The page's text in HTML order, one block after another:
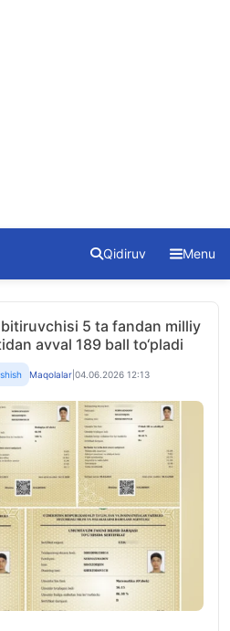
Qidiruv Menu
5 ta fandan milliy
avval 189 ball to‘pladi
Maqolalar 04.06.2026 12:13